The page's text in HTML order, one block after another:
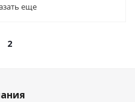
еще
2